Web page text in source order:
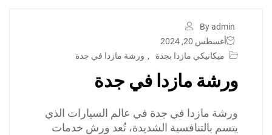
By admin
أغسطس 20, 2024
ميكانيكي مازدا بجدة
, ورشة مازدا في جدة
ورشة مازدا في جدة
ورشة مازدا في جدة في عالم السيارات الذي
يتسم بالتنافسية الشديدة، تُعد ورش خدمات